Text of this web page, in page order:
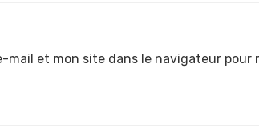
mail et mon site dans le navigateur pour